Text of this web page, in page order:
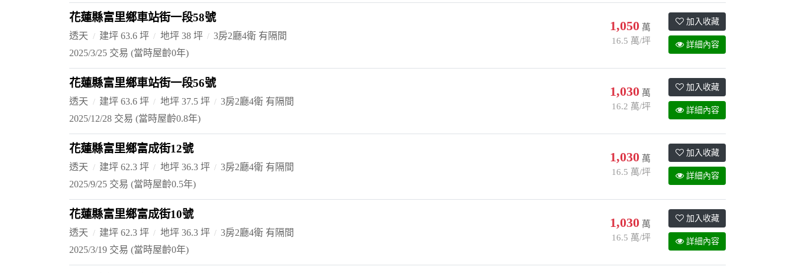
花蓮縣富里鄉車站街一段58號
透天 建坪 63.6 坪 地坪 38 坪
3房2廳4衛 有隔間
2025/3/25 交易 (當時屋齡0年)
1,050 萬
16.5 萬/坪
加入收藏
詳細內容
花蓮縣富里鄉車站街一段56號
透天 建坪 63.6 坪 地坪 37.5 坪
3房2廳4衛 有隔間
2025/12/28 交易 (當時屋齡0.8年)
1,030 萬
16.2 萬/坪
加入收藏
詳細內容
花蓮縣富里鄉富成街12號
透天 建坪 62.3 坪 地坪 36.3 坪
3房2廳4衛 有隔間
2025/9/25 交易 (當時屋齡0.5年)
1,030 萬
16.5 萬/坪
加入收藏
詳細內容
花蓮縣富里鄉富成街10號
透天 建坪 62.3 坪 地坪 36.3 坪
3房2廳4衛 有隔間
2025/3/19 交易 (當時屋齡0年)
1,030 萬
16.5 萬/坪
加入收藏
詳細內容